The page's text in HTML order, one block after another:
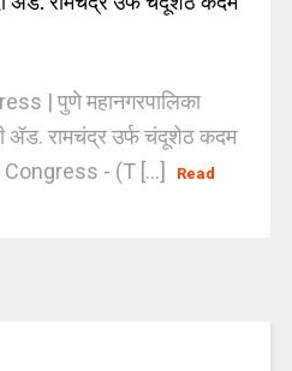
| पुणे महानगरपालिका
ॲड. रामचंद्र उर्फ चंदूशेठ कदम
- (T [...]
Read